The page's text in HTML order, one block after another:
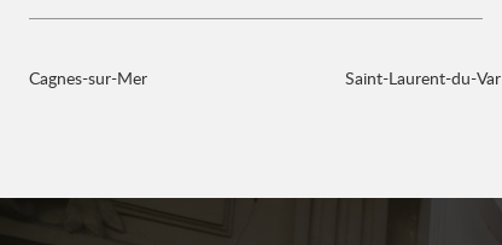
Cagnes-sur-Mer Saint-Laurent-du-Var